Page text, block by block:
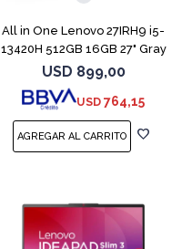
All in One Lenovo 27IRH9 i5-
13420H 512GB 16GB 27" Gray
USD 899,00
USD 764,15